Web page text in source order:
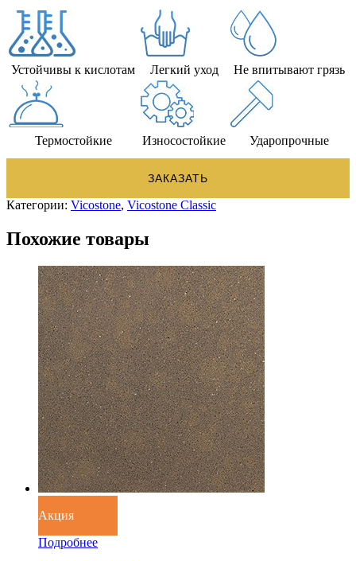
Устойчивы к кислотам Легкий уход Не впитывают грязь
Термостойкие Износостойкие Ударопрочные
ЗАКАЗАТЬ
Категории: Vicostone, Vicostone Classic
Похожие товары
Акция
Подробнее